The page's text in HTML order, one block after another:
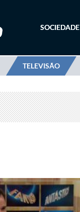
SOCIEDADE
TELEVISÃO